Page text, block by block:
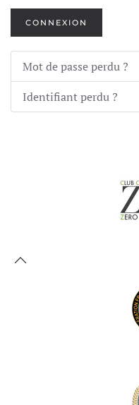
CONNEXION
Mot de passe perdu ?
Identifiant perdu ?